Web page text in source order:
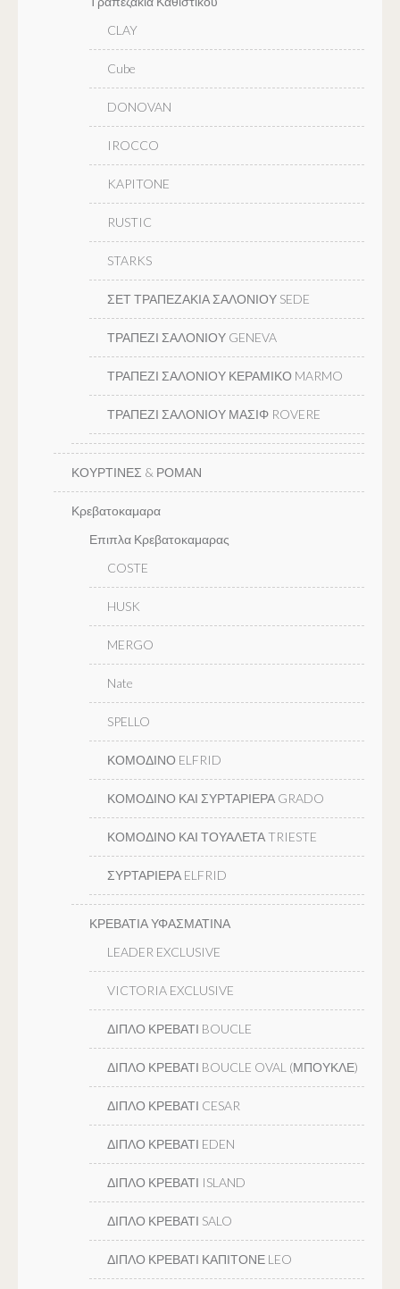
CLAY
Cube
DONOVAN
IROCCO
KAPITONE
RUSTIC
STARKS
ΣΕΤ ΤΡΑΠΕΖΑΚΙΑ ΣΑΛΟΝΙΟΥ SEDE
ΤΡΑΠΕΖΙ ΣΑΛΟΝΙΟΥ GENEVA
ΤΡΑΠΕΖΙ ΣΑΛΟΝΙΟΥ ΚΕΡΑΜΙΚΟ MARMO
ΤΡΑΠΕΖΙ ΣΑΛΟΝΙΟΥ ΜΑΣΙΦ ROVERE
ΚΟΥΡΤΙΝΕΣ & ΡΟΜΑΝ
Κρεβατοκαμαρα
Επιπλα Κρεβατοκαμαρας
COSTE
HUSK
MERGO
Nate
SPELLO
ΚΟΜΟΔΙΝΟ ELFRID
ΚΟΜΟΔΙΝΟ ΚΑΙ ΣΥΡΤΑΡΙΕΡΑ GRADO
ΚΟΜΟΔΙΝΟ ΚΑΙ ΤΟΥΑΛΕΤΑ TRIESTE
ΣΥΡΤΑΡΙΕΡΑ ELFRID
ΚΡΕΒΑΤΙΑ ΥΦΑΣΜΑΤΙΝΑ
LEADER EXCLUSIVE
VICTORIA EXCLUSIVE
ΔΙΠΛΟ ΚΡΕΒΑΤΙ BOUCLE
ΔΙΠΛΟ ΚΡΕΒΑΤΙ BOUCLE OVAL (ΜΠΟΥΚΛΕ)
ΔΙΠΛΟ ΚΡΕΒΑΤΙ CESAR
ΔΙΠΛΟ ΚΡΕΒΑΤΙ EDEN
ΔΙΠΛΟ ΚΡΕΒΑΤΙ ISLAND
ΔΙΠΛΟ ΚΡΕΒΑΤΙ SALO
ΔΙΠΛΟ ΚΡΕΒΑΤΙ ΚΑΠΙΤΟΝΕ LEO